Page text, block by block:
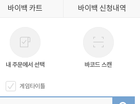
바이백 카트 바이백 신청내역
내 주문에서 선택 바코드 스캔
게임타이틀